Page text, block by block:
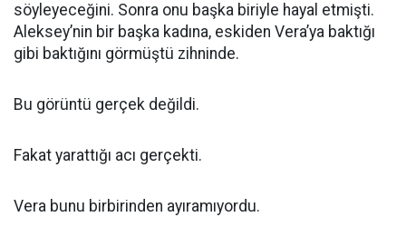
söyleyeceğini. Sonra onu başka biriyle hayal etmişti.
Aleksey’nin bir başka kadına, eskiden Vera’ya baktığı
gibi baktığını görmüştü zihninde.
Bu görüntü gerçek değildi.
Fakat yarattığı acı gerçekti.
Vera bunu birbirinden ayıramıyordu.